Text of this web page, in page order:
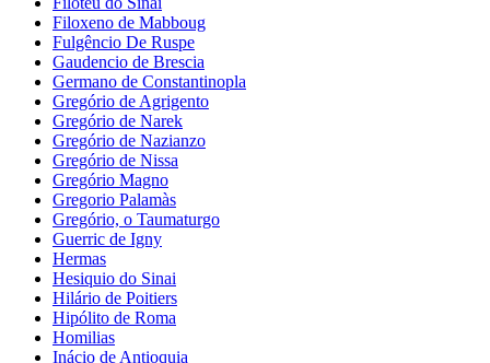
Filoxeno de Mabboug
Fulgêncio De Ruspe
Gaudencio de Brescia
Germano de Constantinopla
Gregório de Agrigento
Gregório de Narek
Gregório de Nazianzo
Gregório de Nissa
Gregório Magno
Gregorio Palamàs
Gregório, o Taumaturgo
Guerric de Igny
Hermas
Hesiquio do Sinai
Hilário de Poitiers
Hipólito de Roma
Homilias
Inácio de Antioquia